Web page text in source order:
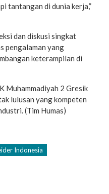
tantangan di dunia kerja,”
dan diskusi singkat
pengalaman yang
keterampilan di
Muhammadiyah 2 Gresik
lulusan yang kompeten
(Tim Humas)
Indonesia